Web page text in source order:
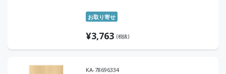
お取り寄せ
¥3,763 (税抜)
KA-78696334